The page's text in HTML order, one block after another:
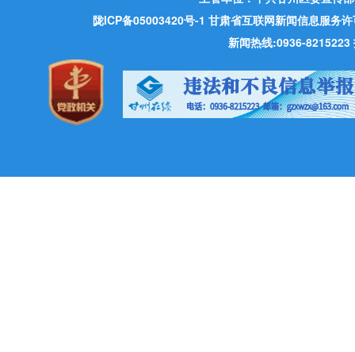
陇ICP备05003420号-1 甘肃省互联网新闻信息服务
新闻热线:0936-8215223